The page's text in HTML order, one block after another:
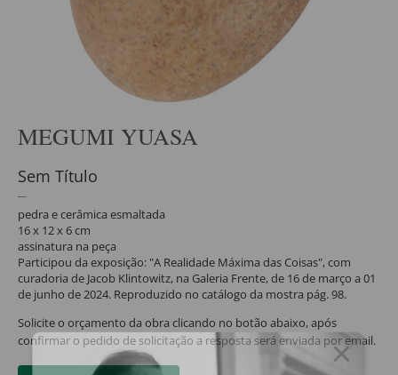
MEGUMI YUASA
Sem Título
pedra e cerâmica esmaltada
16 x 12 x 6 cm
assinatura na peça
Participou da exposição: "A Realidade Máxima das Coisas", com
curadoria de Jacob Klintowitz, na Galeria Frente, de 16 de março a 01
de junho de 2024. Reproduzido no catálogo da mostra pág. 98.
Solicite o orçamento da obra clicando no botão abaixo, após
confirmar o pedido de solicitação a resposta será enviada por email.